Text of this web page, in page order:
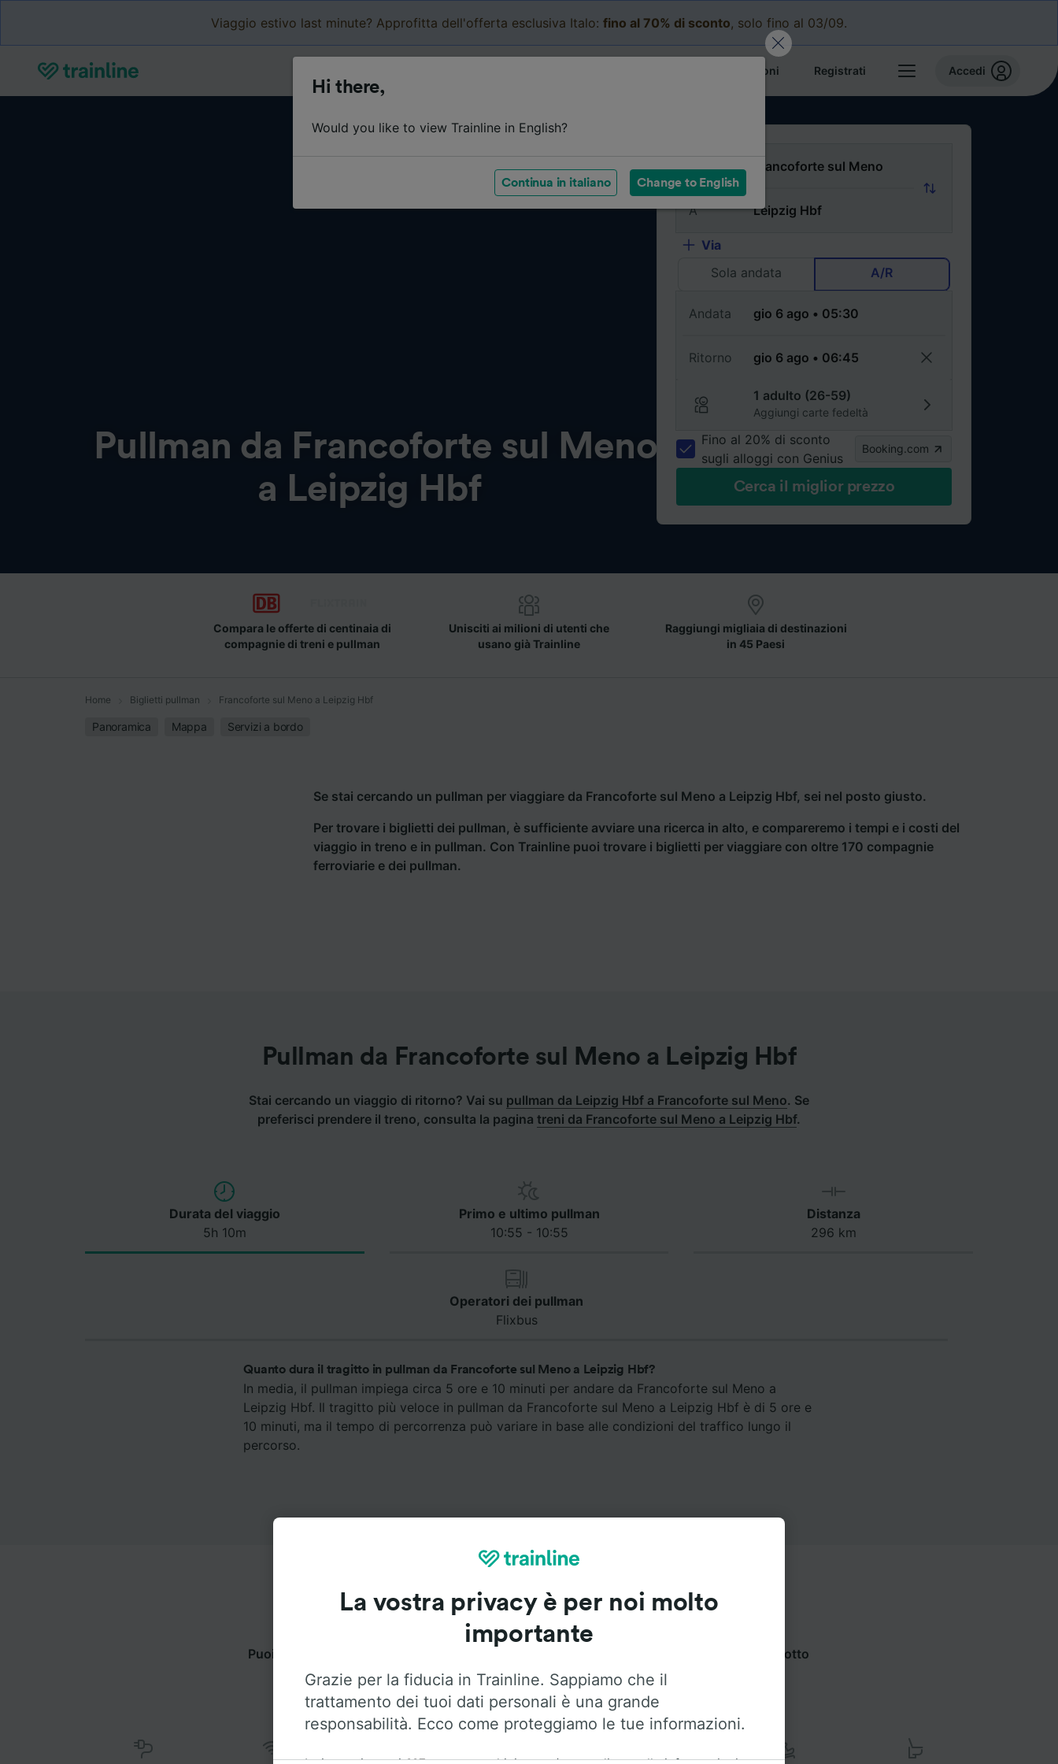
Viaggio estivo last minute? Approfitta dell'offerta esclusiva Italo: fino al 70% di sconto, solo fino al 03/09.
Le mie prenotazioni Registrati Accedi
Pullman da Francoforte sul Meno
a Leipzig Hbf
Da
A
Via
Sola andata
A/R
Andata
Ritorno
1 adulto (26-59)
Aggiungi carte fedeltà
Fino al 20% di sconto
sugli alloggi con Genius
Booking.com
Cerca il miglior prezzo
Compara le offerte di centinaia di
compagnie di treni e pullman
Unisciti ai milioni di utenti che
usano già Trainline
Raggiungi migliaia di destinazioni
in 45 Paesi
Home Biglietti pullman Francoforte sul Meno a Leipzig Hbf
Panoramica Mappa Servizi a bordo
Se stai cercando un pullman per viaggiare da Francoforte sul Meno a Leipzig Hbf, sei nel posto giusto.
Per trovare i biglietti dei pullman, è sufficiente avviare una ricerca in alto, e compareremo i tempi e i costi del
viaggio in treno e in pullman. Con Trainline puoi trovare i biglietti per viaggiare con oltre 170 compagnie
ferroviarie e dei pullman.
Pullman da Francoforte sul Meno a Leipzig Hbf
Stai cercando un viaggio di ritorno? Vai su pullman da Leipzig Hbf a Francoforte sul Meno. Se
preferisci prendere il treno, consulta la pagina treni da Francoforte sul Meno a Leipzig Hbf.
Durata del viaggio
5h 10m
Primo e ultimo pullman
10:55 - 10:55
Distanza
296 km
Operatori dei pullman
Flixbus
Quanto dura il tragitto in pullman da Francoforte sul Meno a Leipzig Hbf?
In media, il pullman impiega circa 5 ore e 10 minuti per andare da Francoforte sul Meno a
Leipzig Hbf. Il tragitto più veloce in pullman da Francoforte sul Meno a Leipzig Hbf è di 5 ore e
10 minuti, ma il tempo di percorrenza può variare in base alle condizioni del traffico lungo il
percorso.
Servizi a bordo
Puoi viaggiare da Francoforte sul Meno a Leipzig Hbf con
. Utilizza le opzioni qui sotto
per trovare maggiori informazioni sui servizi a bordo.
Hi there,
Would you like to view Trainline in English?
Continua in italiano Change to English
La vostra privacy è per noi molto
importante
Grazie per la fiducia in Trainline. Sappiamo che il
trattamento dei tuoi dati personali è una grande
responsabilità. Ecco come proteggiamo le tue informazioni.